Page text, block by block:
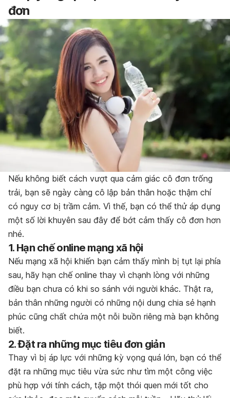
đơn
Nếu không biết cách vượt qua cảm giác cô đơn trống
trải, bạn sẽ ngày càng cô lập bản thân hoặc thậm chí
có nguy cơ bị trầm cảm. Vì thế, bạn có thể thử áp dụng
một số lời khuyên sau đây để bớt cảm thấy cô đơn hơn
nhé.
1. Hạn chế online mạng xã hội
Nếu mạng xã hội khiến bạn cảm thấy mình bị tụt lại phía
sau, hãy hạn chế online thay vì chạnh lòng với những
điều bạn chưa có khi so sánh với người khác. Thật ra,
bản thân những người có những nội dung chia sẻ hạnh
phúc cũng chất chứa một nỗi buồn riêng mà bạn không
biết.
2. Đặt ra những mục tiêu đơn giản
Thay vì bị áp lực với những kỳ vọng quá lớn, bạn có thể
đặt ra những mục tiêu vừa sức như tìm một công việc
phù hợp với tính cách, tập một thói quen mới tốt cho